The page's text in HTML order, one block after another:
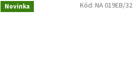
Novinka Kód: NA 019EB/32